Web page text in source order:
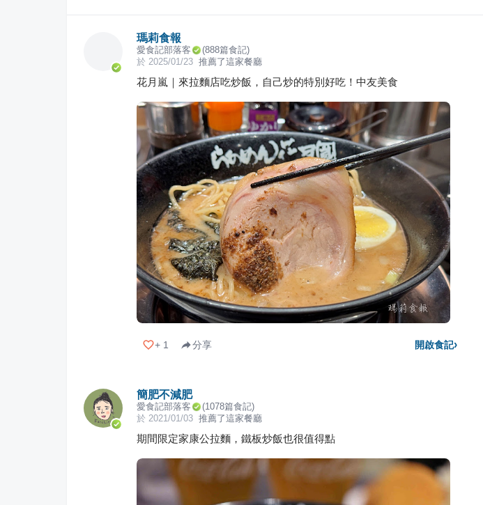
瑪莉食報
愛食記部落客 (888篇食記)
於 2025/01/23 推薦了這家餐廳
花月嵐｜來拉麵店吃炒飯，自己炒的特別好吃！中友美食
+ 1 分享 開啟食記›
簡肥不減肥
愛食記部落客 (1078篇食記)
於 2021/01/03 推薦了這家餐廳
期間限定家康公拉麵，鐵板炒飯也很值得點